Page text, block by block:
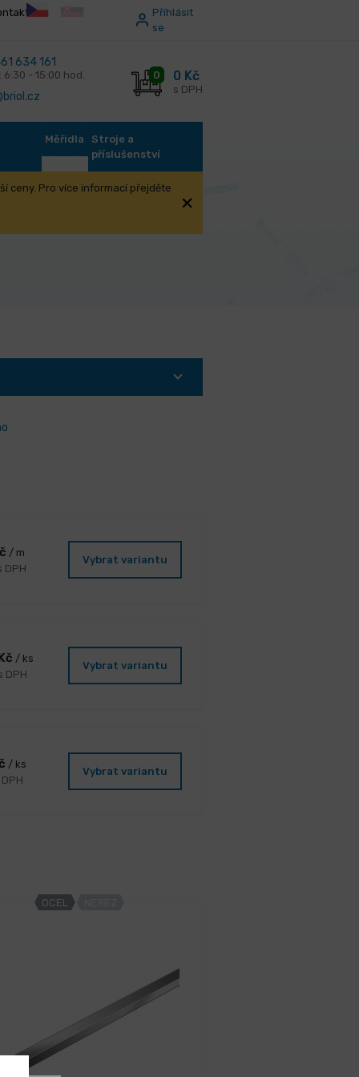
Příhlásit
se
634 161
6:30 - 15:00 hod. 0 0 Kč
s DPH
Měřidla
Stroje a
příslušenství
ceny. Pro více informací přejděte
/ m
DPH
Vybrat variantu
/ ks
DPH
Vybrat variantu
/ ks
DPH
Vybrat variantu
OCEL